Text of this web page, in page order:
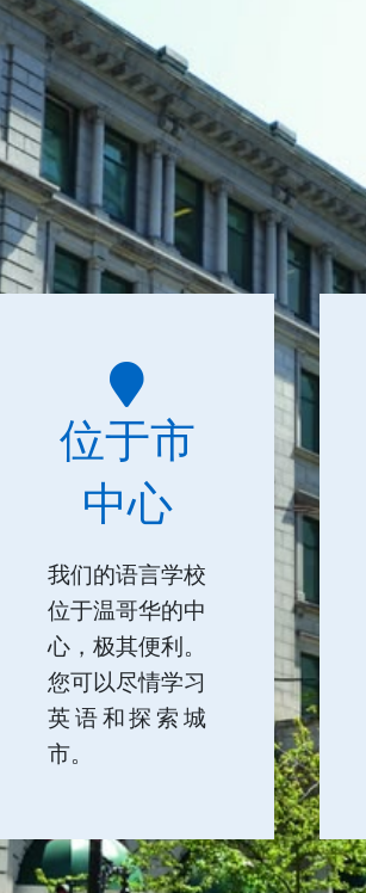
位于市
中心
我们的语言学校
位于温哥华的中
心，极其便利。
您可以尽情学习
英语和探索城
市。